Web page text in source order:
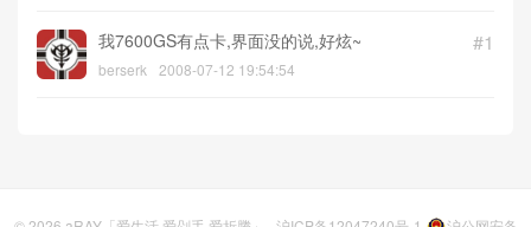
#1
我7600GS有点卡,界面没的说,好炫~
berserk 2008-07-12 19:54:54